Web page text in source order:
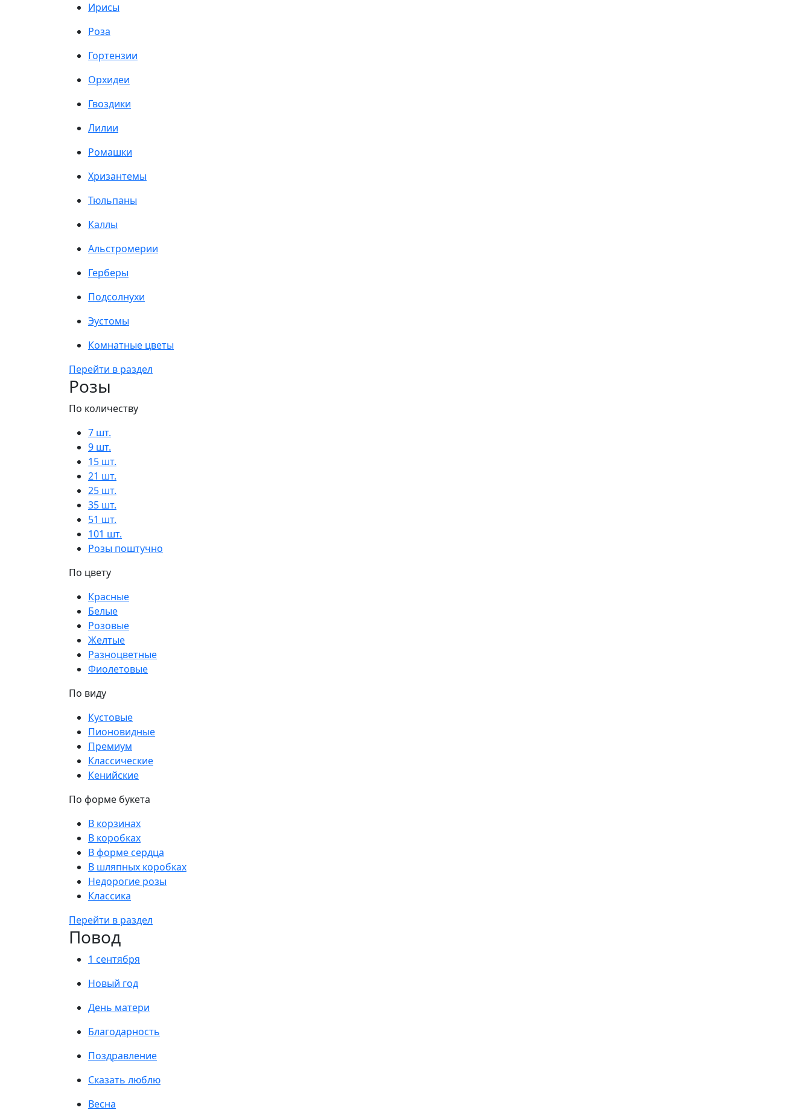
Ирисы
Роза
Гортензии
Орхидеи
Гвоздики
Лилии
Ромашки
Хризантемы
Тюльпаны
Каллы
Альстромерии
Герберы
Подсолнухи
Эустомы
Комнатные цветы
Перейти в раздел
Розы
По количеству
7 шт.
9 шт.
15 шт.
21 шт.
25 шт.
35 шт.
51 шт.
101 шт.
Розы поштучно
По цвету
Красные
Белые
Розовые
Желтые
Разноцветные
Фиолетовые
По виду
Кустовые
Пионовидные
Премиум
Классические
Кенийские
По форме букета
В корзинах
В коробках
В форме сердца
В шляпных коробках
Недорогие розы
Классика
Перейти в раздел
Повод
1 сентября
Новый год
День матери
Благодарность
Поздравление
Сказать люблю
Весна